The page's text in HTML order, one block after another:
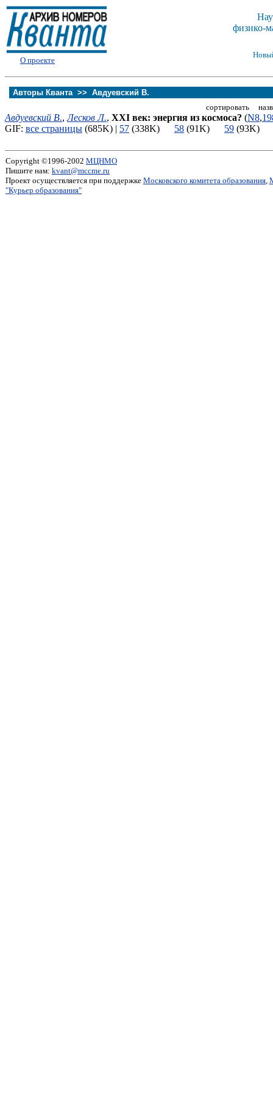
О проекте
физико-
Авторы Кванта >> Авдуевский В.
сортировать
Авдуевский В.,Лесков Л., XXI век: энергия из космоса? (N8,
GIF: все страницы (685K) | 57 (338K) 58 (91K) 59
Copyright ©1996-2002 МЦНМО
Пишите нам: kvant@mccme.ru
Проект осуществляется при поддержке Московского комитета образования,
"Курьер образования"